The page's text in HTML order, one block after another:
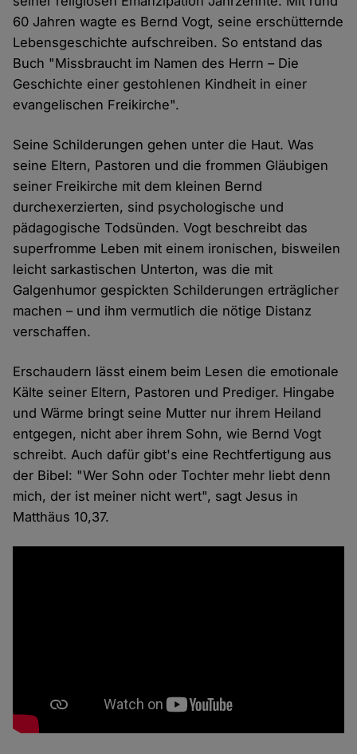
60 Jahren wagte es Bernd Vogt, seine erschütternde
Lebensgeschichte aufschreiben. So entstand das
Buch "Missbraucht im Namen des Herrn – Die
Geschichte einer gestohlenen Kindheit in einer
evangelischen Freikirche".
Seine Schilderungen gehen unter die Haut. Was
seine Eltern, Pastoren und die frommen Gläubigen
seiner Freikirche mit dem kleinen Bernd
durchexerzierten, sind psychologische und
pädagogische Todsünden. Vogt beschreibt das
superfromme Leben mit einem ironischen, bisweilen
leicht sarkastischen Unterton, was die mit
Galgenhumor gespickten Schilderungen erträglicher
machen – und ihm vermutlich die nötige Distanz
verschaffen.
Erschaudern lässt einem beim Lesen die emotionale
Kälte seiner Eltern, Pastoren und Prediger. Hingabe
und Wärme bringt seine Mutter nur ihrem Heiland
entgegen, nicht aber ihrem Sohn, wie Bernd Vogt
schreibt. Auch dafür gibt's eine Rechtfertigung aus
der Bibel: "Wer Sohn oder Tochter mehr liebt denn
mich, der ist meiner nicht wert", sagt Jesus in
Matthäus 10,37.